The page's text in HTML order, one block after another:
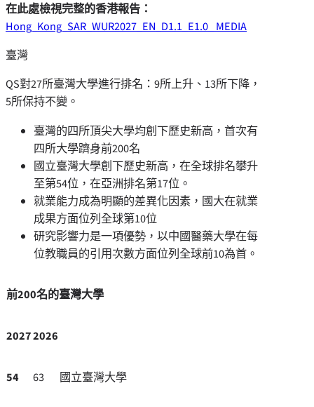
在此處檢視完整的香港報告：
Hong_Kong_SAR_WUR2027_EN_D1.1_E1.0_ MEDIA
臺灣
QS對27所臺灣大學進行排名： 9所上升、 13所下降，
5所保持不變。
臺灣的四所頂尖大學均創下歷史新高，首次有
四所大學躋身前200名
國立臺灣大學創下歷史新高，在全球排名攀升
至第54位，在亞洲排名第17位。
就業能力成為明顯的差異化因素，國大在就業
成果方面位列全球第10位
研究影響力是一項優勢，以中國醫藥大學在每
位教職員的引用次數方面位列全球前10為首。
前200名的臺灣大學
20272026
54 63 國立臺灣大學